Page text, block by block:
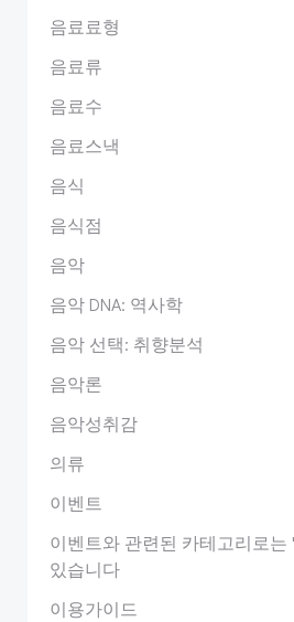
음료료형
음료류
음료수
음료스낵
음식
음식점
음악
음악 DNA: 역사학
음악 선택: 취향분석
음악론
음악성취감
의류
이벤트
이벤트와 관련된 카테고리로는
있습니다
이용가이드